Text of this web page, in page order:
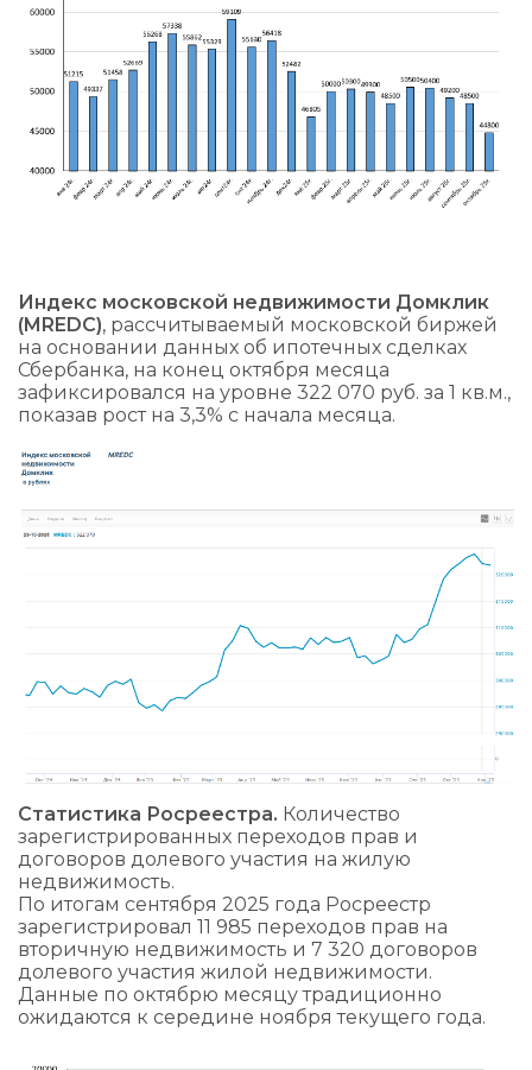
Индекс московской недвижимости Домклик
(MREDC), рассчитываемый московской биржей
на основании данных об ипотечных сделках
Сбербанка, на конец октября месяца
зафиксировался на уровне 322 070 руб. за 1 кв.м.,
показав рост на 3,3% с начала месяца.
Статистика Росреестра. Количество
зарегистрированных переходов прав и
договоров долевого участия на жилую
недвижимость.
По итогам сентября 2025 года Росреестр
зарегистрировал 11 985 переходов прав на
вторичную недвижимость и 7 320 договоров
долевого участия жилой недвижимости.
Данные по октябрю месяцу традиционно
ожидаются к середине ноября текущего года.